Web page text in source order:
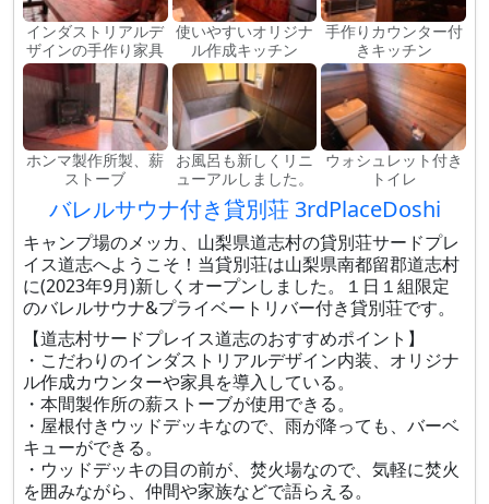
インダストリアルデ
ザインの手作り家具
使いやすいオリジナ
ル作成キッチン
手作りカウンター付
きキッチン
ホンマ製作所製、薪
ストーブ
お風呂も新しくリニ
ューアルしました。
ウォシュレット付き
トイレ
バレルサウナ付き貸別荘 3rdPlaceDoshi
キャンプ場のメッカ、山梨県道志村の貸別荘サードプレ
イス道志へようこそ！当貸別荘は山梨県南都留郡道志村
に(2023年9月)新しくオープンしました。１日１組限定
のバレルサウナ&プライベートリバー付き貸別荘です。
【道志村サードプレイス道志のおすすめポイント】
・こだわりのインダストリアルデザイン内装、オリジナ
ル作成カウンターや家具を導入している。
・本間製作所の薪ストーブが使用できる。
・屋根付きウッドデッキなので、雨が降っても、バーベ
キューができる。
・ウッドデッキの目の前が、焚火場なので、気軽に焚火
を囲みながら、仲間や家族などで語らえる。